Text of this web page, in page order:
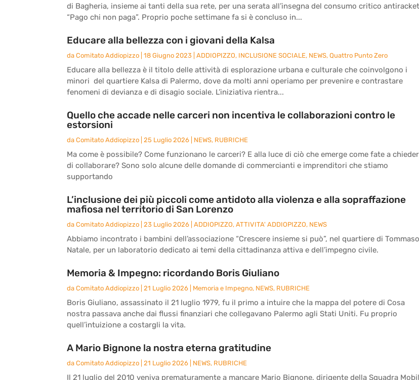
di Bagheria, insieme ai tanti della sua rete, per una serata all’insegna del consumo critico antiracket
“Pago chi non paga”. Proprio poche settimane fa si è concluso in...
Educare alla bellezza con i giovani della Kalsa
da Comitato Addiopizzo 18 Giugno 2023 ADDIOPIZZO, INCLUSIONE SOCIALE, NEWS, Quattro Punto Zero
Educare alla bellezza è il titolo delle attività di esplorazione urbana e culturale che coinvolgono i
minori del quartiere Kalsa di Palermo, dove da molti anni operiamo per prevenire e contrastare
fenomeni di devianza e di disagio sociale. L’iniziativa rientra...
Quello che accade nelle carceri non incentiva le collaborazioni contro le
estorsioni
da Comitato Addiopizzo 25 Luglio 2026 NEWS, RUBRICHE
Ma come è possibile? Come funzionano le carceri? E alla luce di ciò che emerge come fate a
di collaborare? Sono solo alcune delle domande di commercianti e imprenditori che stiamo
supportando
L’inclusione dei più piccoli come antidoto alla violenza e alla sopraffazione
mafiosa nel territorio di San Lorenzo
da Comitato Addiopizzo 23 Luglio 2026 ADDIOPIZZO, ATTIVITA' ADDIOPIZZO, NEWS
Abbiamo incontrato i bambini dell’associazione “Crescere insieme si può”, nel quartiere di Tommaso
Natale, per un laboratorio dedicato ai temi della cittadinanza attiva e dell’impegno civile.
Memoria & Impegno: ricordando Boris Giuliano
da Comitato Addiopizzo 21 Luglio 2026 Memoria e Impegno, NEWS, RUBRICHE
Boris Giuliano, assassinato il 21 luglio 1979, fu il primo a intuire che la mappa del potere di Cosa
nostra passava anche dai flussi finanziari che collegavano Palermo agli Stati Uniti. Fu proprio
quell’intuizione a costargli la vita.
A Mario Bignone la nostra eterna gratitudine
da Comitato Addiopizzo 21 Luglio 2026 NEWS, RUBRICHE
Il 21 luglio del 2010 veniva prematuramente a mancare Mario Bignone, dirigente della Squadra